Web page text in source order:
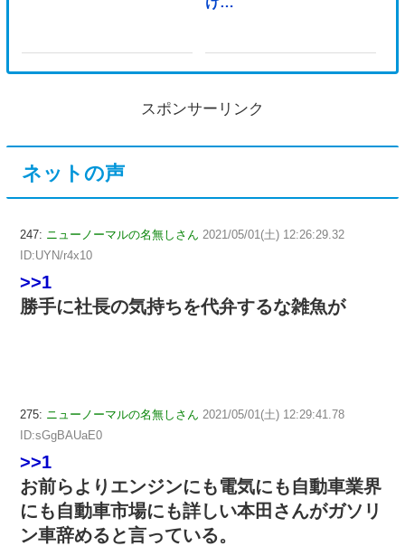
スポンサーリンク
ネットの声
247: ニューノーマルの名無しさん 2021/05/01(土) 12:26:29.32
ID:UYN/r4x10
>>1
勝手に社長の気持ちを代弁するな雑魚が
275: ニューノーマルの名無しさん 2021/05/01(土) 12:29:41.78
ID:sGgBAUaE0
>>1
お前らよりエンジンにも電気にも自動車業界
にも自動車市場にも詳しい本田さんがガソリ
ン車辞めると言っている。